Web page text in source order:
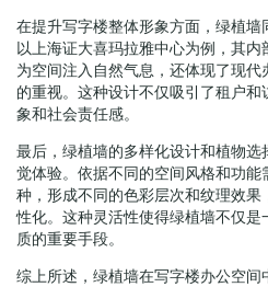
在提升写字楼整体形象方面，绿植墙
以上海证大喜玛拉雅中心为例，其
为空间注入自然气息，还体现了现
的重视。这种设计不仅吸引了租户
象和社会责任感。
最后，绿植墙的多样化设计和植物
觉体验。依据不同的空间风格和功能
种，形成不同的色彩层次和纹理效
性化。这种灵活性使得绿植墙不仅
质的重要手段。
综上所述，绿植墙在写字楼办公空